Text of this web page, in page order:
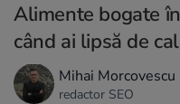
Alimente bogate
când ai lipsă de
Mihai Morcovescu
redactor SEO